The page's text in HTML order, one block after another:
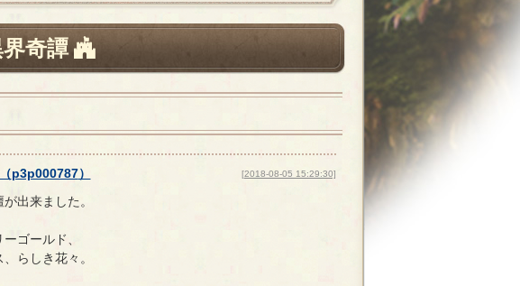
奇譚
（p3p000787） [2018-08-05 15:29:30]
出来ました。
ゴールド、
らしき花々。